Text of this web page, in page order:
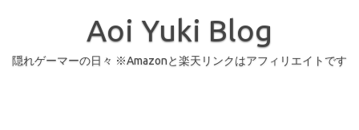
Aoi Yuki Blog
隠れゲーマーの日々 ※Amazonと楽天リンクはアフィリエイトです